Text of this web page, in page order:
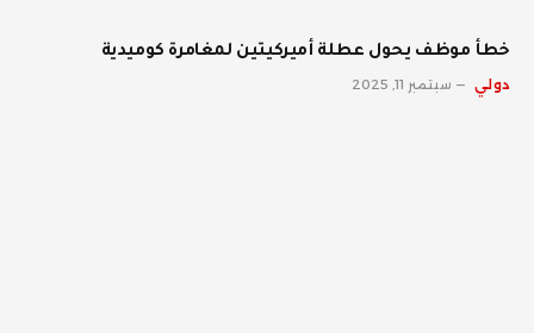
خطأ موظف يحول عطلة أميركيتين لمغامرة كوميدية
دولي سبتمبر 11, 2025